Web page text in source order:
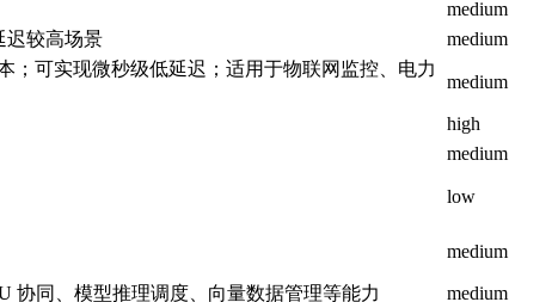
medium
迟较高场景 medium
；可实现微秒级低延迟；适用于物联网监控、电力
medium
high
medium
low
medium
协同、模型推理调度、向量数据管理等能力 medium